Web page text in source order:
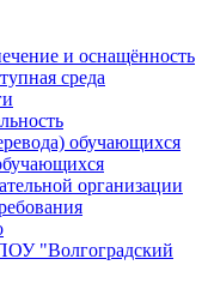
и оснащённость
среда
обучающихся
организации
"Волгоградский